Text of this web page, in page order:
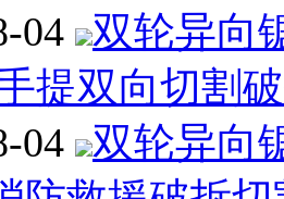
04
双轮异向
提双向切割
04
双轮异向